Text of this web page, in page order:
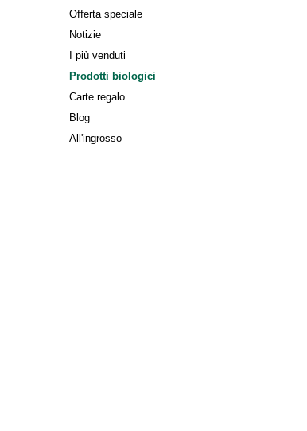
Offerta speciale
Notizie
I più venduti
Prodotti biologici
Carte regalo
Blog
All'ingrosso